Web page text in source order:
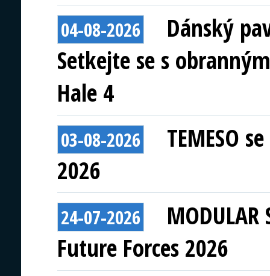
04-08-2026
Dánský
Setkejte se s
Hale 4
03-08-2026
TEMESO
2026
24-07-2026
Future Forces 2026